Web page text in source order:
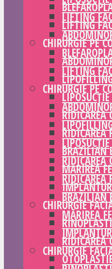
LIFTING
CHIRURGIE PE
LIPOSUCȚIE
RIDICAREA
RIDICAREA
BRAZILIAN
MĂRIREA
CHIRURGIE
RIDICAREA
LIFTING
LIFTING
CHIRURGIE PE
LIPOSUCȚIE
RIDICAREA
RIDICAREA
BRAZILIAN
MĂRIREA
CHIRURGIE